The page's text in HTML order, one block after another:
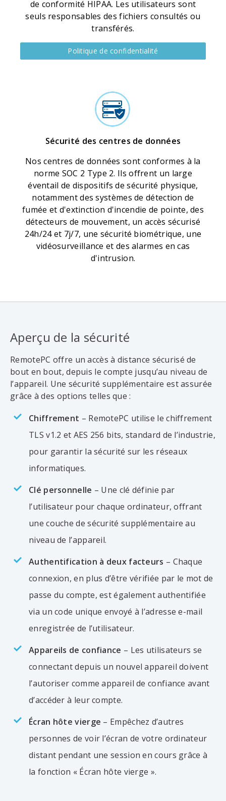
de conformité HIPAA. Les utilisateurs sont
seuls responsables des fichiers consultés ou
transférés.
Politique de confidentialité
Sécurité des centres de données
Nos centres de données sont conformes à la
norme SOC 2 Type 2. Ils offrent un large
éventail de dispositifs de sécurité physique,
notamment des systèmes de détection de
fumée et d'extinction d'incendie de pointe, des
détecteurs de mouvement, un accès sécurisé
24h/24 et 7j/7, une sécurité biométrique, une
vidéosurveillance et des alarmes en cas
d'intrusion.
Aperçu de la sécurité
RemotePC offre un accès à distance sécurisé de
bout en bout, depuis le compte jusqu’au niveau de
l’appareil. Une sécurité supplémentaire est assurée
grâce à des options telles que :
Chiffrement – RemotePC utilise le chiffrement
TLS v1.2 et AES 256 bits, standard de l’industrie,
pour garantir la sécurité sur les réseaux
informatiques.
Clé personnelle – Une clé définie par
l’utilisateur pour chaque ordinateur, offrant
une couche de sécurité supplémentaire au
niveau de l’appareil.
Authentification à deux facteurs – Chaque
connexion, en plus d’être vérifiée par le mot de
passe du compte, est également authentifiée
via un code unique envoyé à l’adresse e-mail
enregistrée de l’utilisateur.
Appareils de confiance – Les utilisateurs se
connectant depuis un nouvel appareil doivent
l’autoriser comme appareil de confiance avant
d’accéder à leur compte.
Écran hôte vierge – Empêchez d’autres
personnes de voir l’écran de votre ordinateur
distant pendant une session en cours grâce à
la fonction « Écran hôte vierge ».